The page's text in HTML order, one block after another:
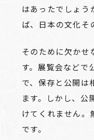
はあったでしょう
ば、日本の文化そ
そのために欠かせ
す。展覧会などで
で、保存と公開は
ます。しかし、公
けてくれません。
です。